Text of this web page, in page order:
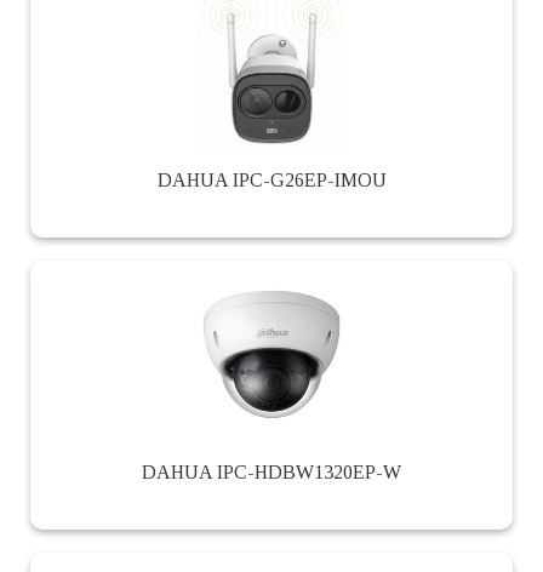
DAHUA IPC-G26EP-IMOU
DAHUA IPC-HDBW1320EP-W